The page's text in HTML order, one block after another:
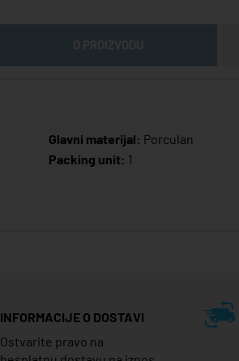
Glavni materijal: Porculan
Packing unit: 1
INFORMACIJE O DOSTAVI
Ostvarite pravo na